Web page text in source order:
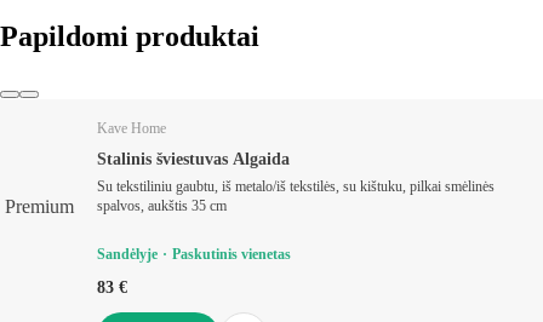
Papildomi produktai
Premium
Kave Home
Stalinis šviestuvas Algaida
Su tekstiliniu gaubtu, iš metalo/iš tekstilės, su kištuku, pilkai smėlinės
spalvos, aukštis 35 cm
Sandėlyje Paskutinis vienetas
83 €